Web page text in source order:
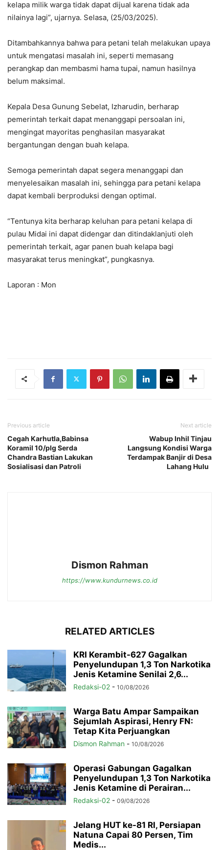
kelapa milik warga tidak dapat dijual karena tidak ada
nilainya lagi”, ujarnya. Selasa, (25/03/2025).
Ditambahkannya bahwa para petani telah melakukan upaya
untuk mengatasi masalah ini, seperti memasang
perangkap dan membasmi hama tupai, namun hasilnya
belum maksimal.
Kepala Desa Gunung Sebelat, Izharudin, berharap
pemerintah terkait dapat menanggapi persoalan ini,
mengingat mayoritas penghasilan masyarakat
bergantungan dengan buah kelapa.
Semoga pemerintah dapat segera menanggapi dan
menyelesaikan masalah ini, sehingga para petani kelapa
dapat kembali berproduksi dengan optimal.
“Tentunya kita berharap keluhan para petani kelapa di
pulau Midai ini dapat didengar dan ditindaklanjuti oleh
pemerintah terkait, agar panen buah kelapa bagi
masyarakat terus meningkat”, pungkasnya.
Laporan : Mon
Previous article
Cegah Karhutla,Babinsa
Koramil 10/plg Serda
Chandra Bastian Lakukan
Sosialisasi dan Patroli
Next article
Wabup Inhil Tinjau
Langsung Kondisi Warga
Terdampak Banjir di Desa
Lahang Hulu
Dismon Rahman
https://www.kundurnews.co.id
RELATED ARTICLES
KRI Kerambit-627 Gagalkan
Penyelundupan 1,3 Ton Narkotika
Jenis Ketamine Senilai 2,6...
Redaksi-02 - 10/08/2026
Warga Batu Ampar Sampaikan
Sejumlah Aspirasi, Henry FN:
Tetap Kita Perjuangkan
Dismon Rahman - 10/08/2026
Operasi Gabungan Gagalkan
Penyelundupan 1,3 Ton Narkotika
Jenis Ketamine di Perairan...
Redaksi-02 - 09/08/2026
Jelang HUT ke-81 RI, Persiapan
Natuna Capai 80 Persen, Tim
Medis...